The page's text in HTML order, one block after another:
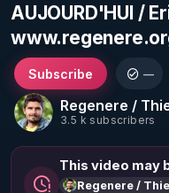
AUJOURD'HUI /
Regenere /
3.5 k subscribers
Subscribe —
This video may
Regenere /